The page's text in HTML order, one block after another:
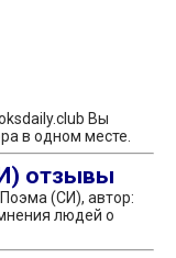
Вы
в одном месте.
отзывы
(СИ), автор:
людей о